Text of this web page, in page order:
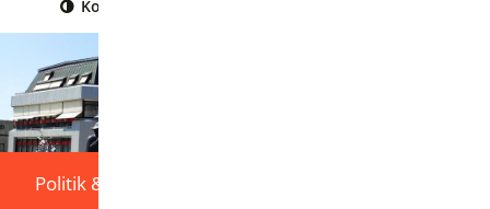
Kontrast
Politik & Verwaltung